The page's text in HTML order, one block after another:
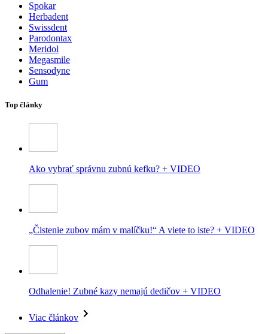
Spokar
Herbadent
Swissdent
Parodontax
Meridol
Megasmile
Sensodyne
Gum
Top články
Ako vybrať správnu zubnú kefku? + VIDEO
„Čistenie zubov mám v malíčku!“ A viete to iste? + VIDEO
Odhalenie! Zubné kazy nemajú dedičov + VIDEO
Viac článkov